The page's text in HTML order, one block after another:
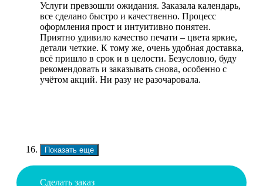
Услуги превзошли ожидания. Заказала календарь,
все сделано быстро и качественно. Процесс
оформления прост и интуитивно понятен.
Приятно удивило качество печати – цвета яркие,
детали четкие. К тому же, очень удобная доставка,
всё пришло в срок и в целости. Безусловно, буду
рекомендовать и заказывать снова, особенно с
учётом акций. Ни разу не разочаровала.
Показать еще
Сделать заказ